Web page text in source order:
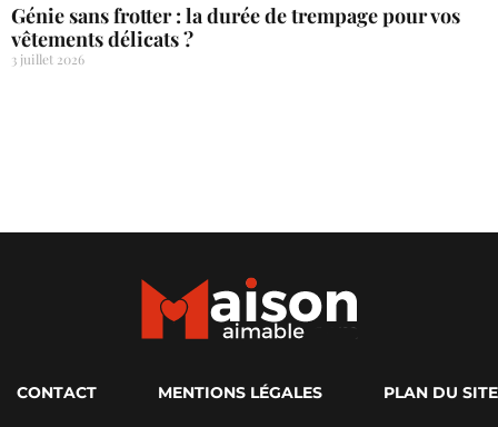
Génie sans frotter : la durée de trempage pour vos
vêtements délicats ?
3 juillet 2026
CONTACT MENTIONS LÉGALES PLAN DU SITE